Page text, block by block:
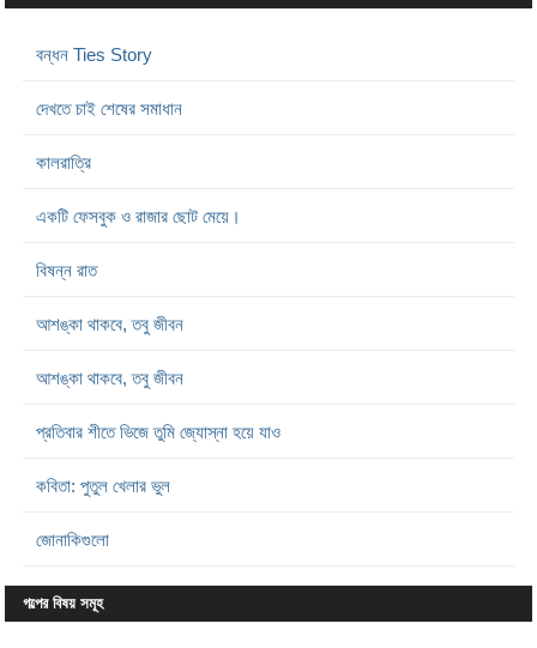
বন্ধন Ties Story
দেখতে চাই শেষের সমাধান
কালরাত্রি
একটি ফেসবুক ও রাজার ছোট মেয়ে।
বিষন্ন রাত
আশঙ্কা থাকবে, তবু জীবন
আশঙ্কা থাকবে, তবু জীবন
প্রতিবার শীতে ভিজে তুমি জ্যোস্না হয়ে যাও
কবিতা: পুতুল খেলার ভুল
জোনাকিগুলো
গল্পের বিষয় সমূহ